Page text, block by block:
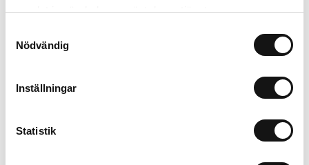
samlat in när du har använt deras tjänster.
Nödvändig
Inställningar
Statistik
Trygg betalning
Valbara fraktmetoder
Beskrivning
Recensioner